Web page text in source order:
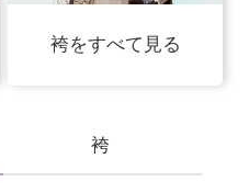
袴をすべて見る
袴